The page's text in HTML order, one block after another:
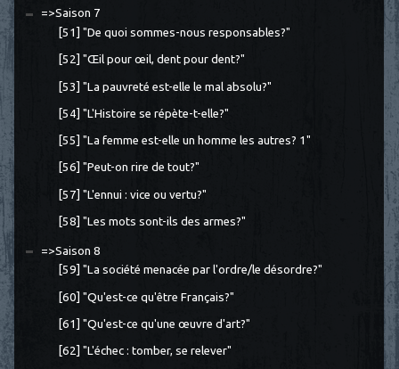
=>Saison 7
[51] "De quoi sommes-nous responsables?"
[52] "Œil pour œil, dent pour dent?"
[53] "La pauvreté est-elle le mal absolu?"
[54] "L'Histoire se répète-t-elle?"
[55] "La femme est-elle un homme les autres? 1"
[56] "Peut-on rire de tout?"
[57] "L'ennui : vice ou vertu?"
[58] "Les mots sont-ils des armes?"
=>Saison 8
[59] "La société menacée par l'ordre/le désordre?"
[60] "Qu'est-ce qu'être Français?"
[61] "Qu'est-ce qu'une œuvre d'art?"
[62] "L'échec : tomber, se relever"